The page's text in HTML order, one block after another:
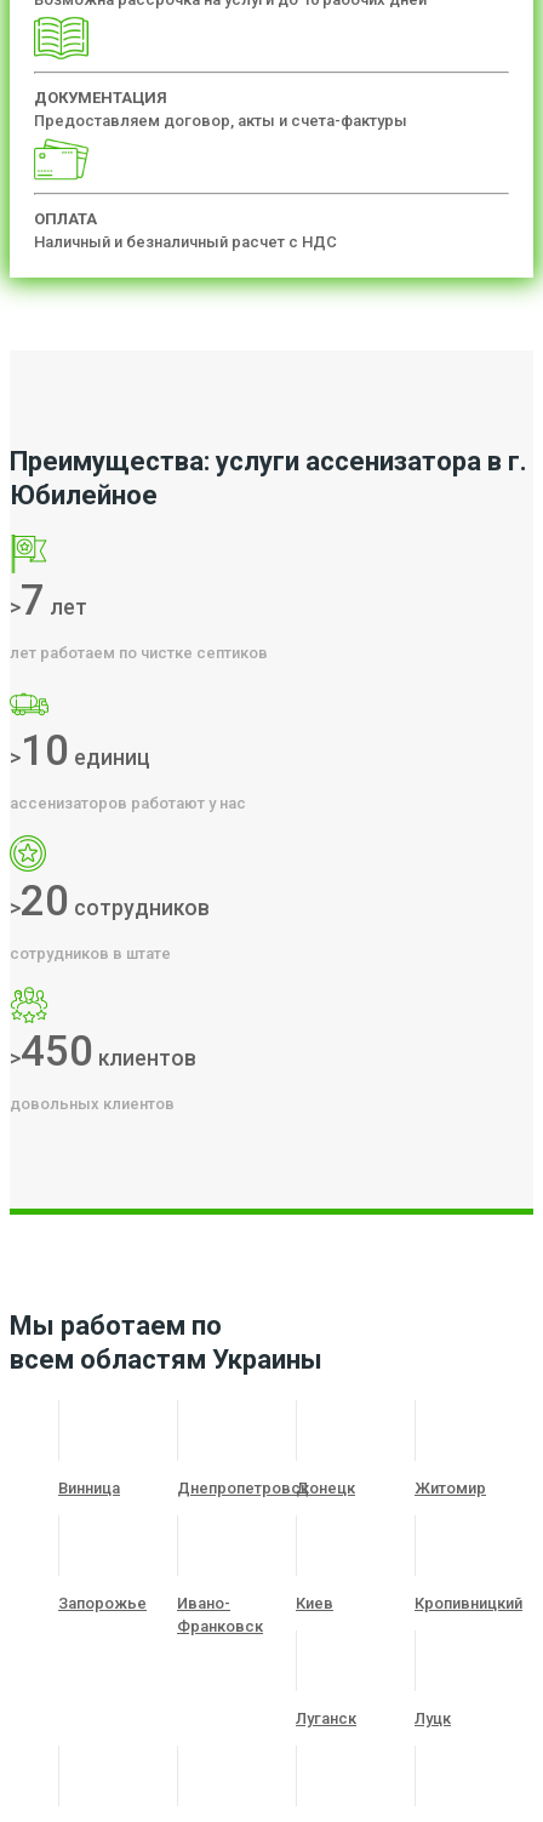
ДОКУМЕНТАЦИЯ
Предоставляем договор, акты и счета-фактуры
ОПЛАТА
Наличный и безналичный расчет с НДС
Преимущества: услуги ассенизатора в г.
Юбилейное
>7 лет
лет работаем по чистке септиков
>10 единиц
ассенизаторов работают у нас
>20 сотрудников
сотрудников в штате
>450 клиентов
довольных клиентов
Мы работаем по
всем областям Украины
Винница ДнепропетровскДонецк Житомир
Запорожье
Ивано-
Франковск
Киев Кропивницкий
Луганск Луцк